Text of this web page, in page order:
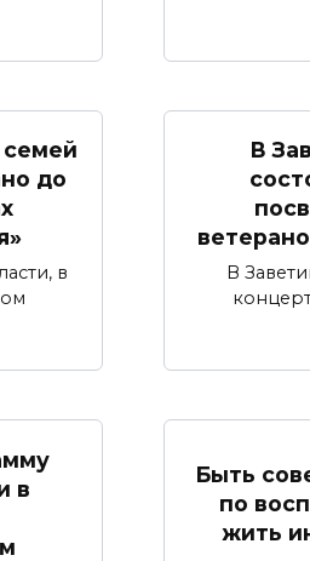
до
в
В
В
в
Быть
по
жить